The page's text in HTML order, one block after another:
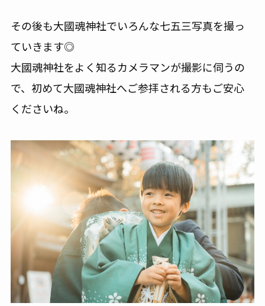
その後も大國魂神社でいろんな七五三写真を撮っ
ていきます◎
大國魂神社をよく知るカメラマンが撮影に伺うの
で、初めて大國魂神社へご参拝される方もご安心
くださいね。